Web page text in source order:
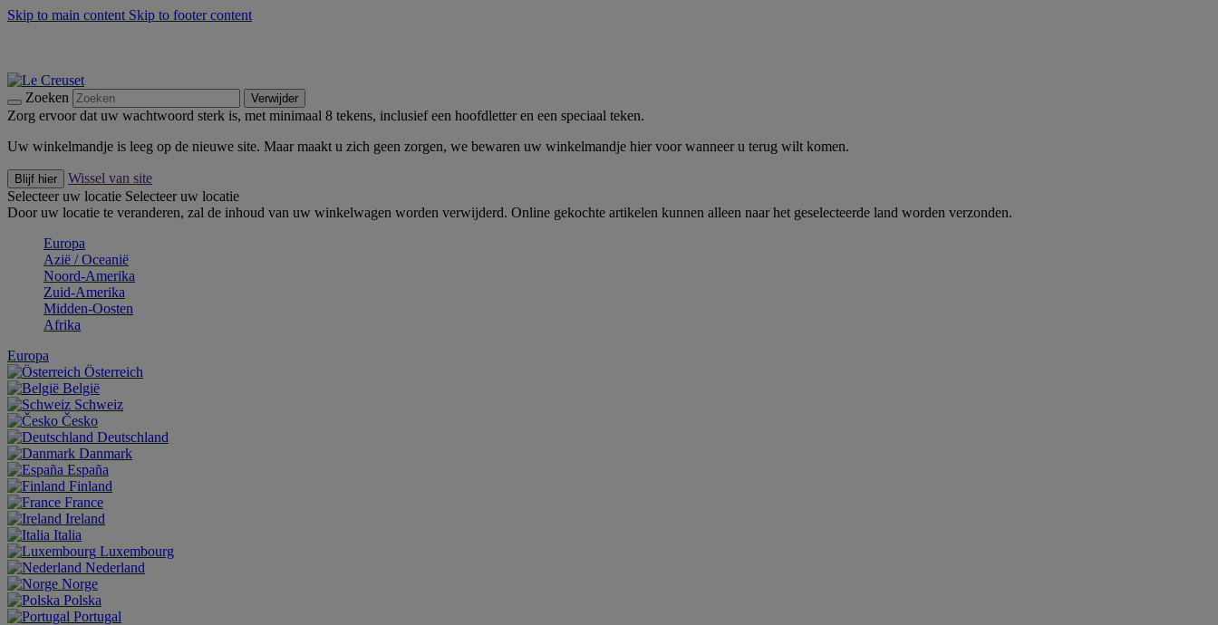
Skip to main content Skip to footer content
Zoeken Verwijder
Zorg ervoor dat uw wachtwoord sterk is, met minimaal 8 tekens, inclusief een hoofdletter en een speciaal teken.
Uw winkelmandje is leeg op de nieuwe site. Maar maakt u zich geen zorgen, we bewaren uw winkelmandje hier voor wanneer u terug wilt komen.
Blijf hier
Wissel van site
Selecteer uw locatie Selecteer uw locatie
Door uw locatie te veranderen, zal de inhoud van uw winkelwagen worden verwijderd. Online gekochte artikelen kunnen alleen naar het geselecteerde land worden verzonden.
Europa
Aziё / Oceaniё
Noord-Amerika
Zuid-Amerika
Midden-Oosten
Afrika
Europa
Österreich
België
Schweiz
Česko
Deutschland
Danmark
España
Finland
France
Ireland
Italia
Luxembourg
Nederland
Norge
Polska
Portugal